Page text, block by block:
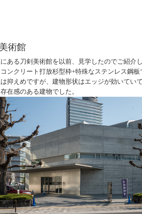
術館
ある刀剣美術館を以前、見学したのでご紹介
ンクリート打放杉型枠+特殊なステンレス鋼板
抑えめですが、建物形状はエッジが効いてい
在感のある建物でした。